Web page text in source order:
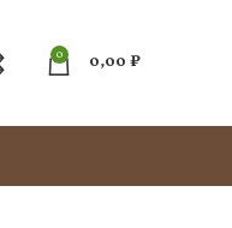
0 0,00 ₽